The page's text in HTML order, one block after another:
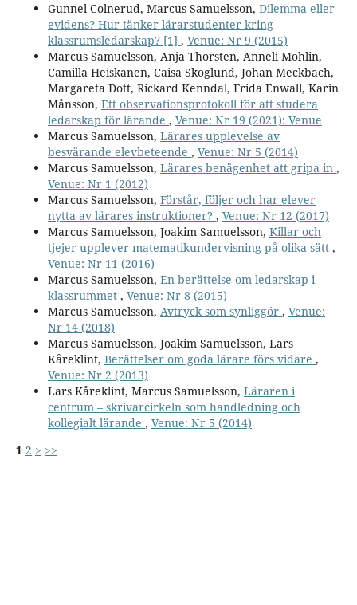
Gunnel Colnerud, Marcus Samuelsson, Dilemma eller
evidens? Hur tänker lärarstudenter kring
klassrumsledarskap? [1] , Venue: Nr 9 (2015)
Marcus Samuelsson, Anja Thorsten, Anneli Mohlin,
Camilla Heiskanen, Caisa Skoglund, Johan Meckbach,
Margareta Dott, Rickard Kenndal, Frida Enwall, Karin
Månsson, Ett observationsprotokoll för att studera
ledarskap för lärande , Venue: Nr 19 (2021): Venue
Marcus Samuelsson, Lärares upplevelse av
besvärande elevbeteende , Venue: Nr 5 (2014)
Marcus Samuelsson, Lärares benägenhet att gripa in ,
Venue: Nr 1 (2012)
Marcus Samuelsson, Förstår, följer och har elever
nytta av lärares instruktioner? , Venue: Nr 12 (2017)
Marcus Samuelsson, Joakim Samuelsson, Killar och
tjejer upplever matematikundervisning på olika sätt ,
Venue: Nr 11 (2016)
Marcus Samuelsson, En berättelse om ledarskap i
klassrummet , Venue: Nr 8 (2015)
Marcus Samuelsson, Avtryck som synliggör , Venue:
Nr 14 (2018)
Marcus Samuelsson, Joakim Samuelsson, Lars
Kåreklint, Berättelser om goda lärare förs vidare ,
Venue: Nr 2 (2013)
Lars Kåreklint, Marcus Samuelsson, Läraren i
centrum – skrivarcirkeln som handledning och
kollegialt lärande , Venue: Nr 5 (2014)
1 2 > >>